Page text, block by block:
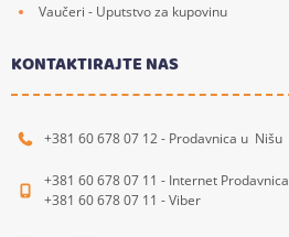
Vaučeri - Uputstvo za kupovinu
KONTAKTIRAJTE NAS
+381 60 678 07 12 - Prodavnica u Nišu
+381 60 678 07 11 - Internet Prodavnica
+381 60 678 07 11 - Viber